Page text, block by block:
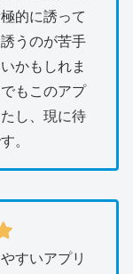
的に誘って
うのが苦手
かもしれま
もこのアプ
し、現に待
。
すいアプリ